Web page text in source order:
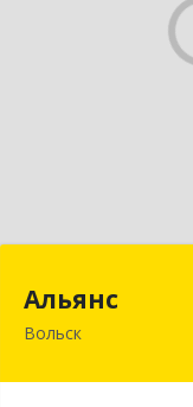
Альянс
Вольск412900,